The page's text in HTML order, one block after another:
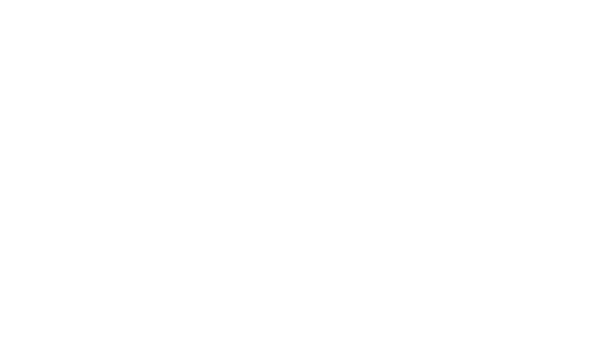
консерватория имени М. И. Глинки
консерватория имени М. И. Глинки — высшее
РСФСР и указом министерства культуры РСФСР,